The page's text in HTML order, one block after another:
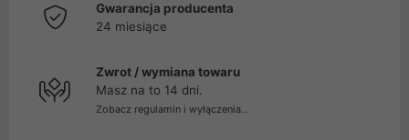
Gwarancja producenta
24 miesiące
Zwrot / wymiana towaru
Masz na to 14 dni.
Zobacz regulamin i wyłączenia...